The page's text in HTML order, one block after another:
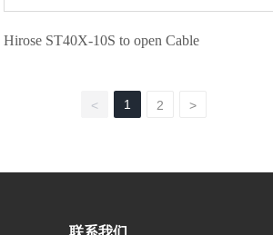
Hirose ST40X-10S to open Cable
< 1 2 >
联系我们